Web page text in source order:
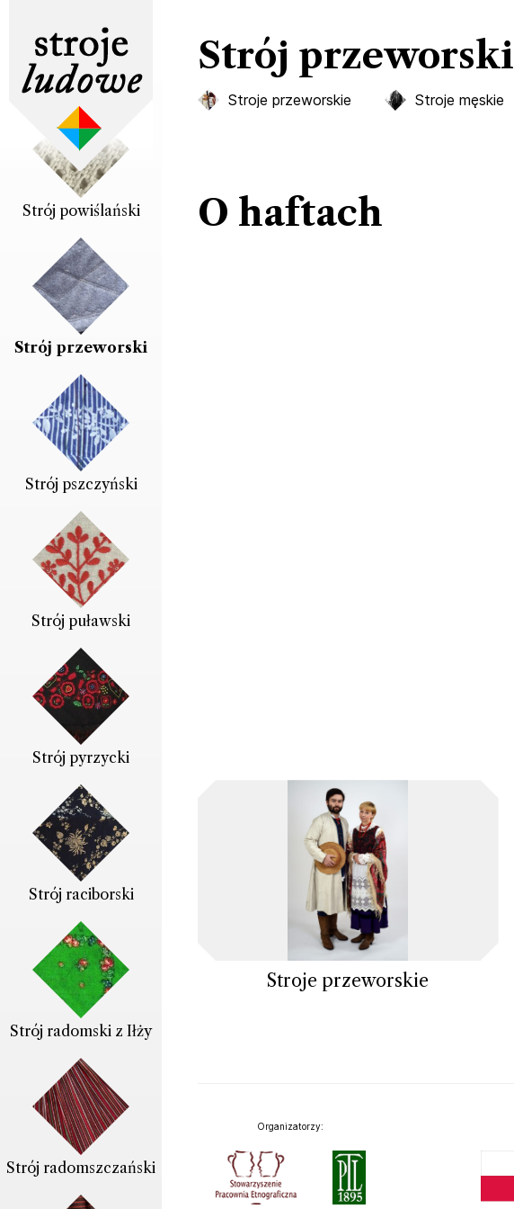
Strój pogórzański
Strój powiślański
Strój przeworski
Strój pszczyński
Strój puławski
Strój pyrzycki
Strój raciborski
Strój radomski z Iłży
Strój radomszczański
Strój przeworski
Stroje przeworskie Stroje męskie
O haftach
Stroje przeworskie
Organizatorzy: